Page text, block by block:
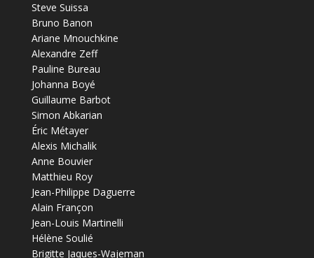
Steve Suissa
Bruno Banon
Ariane Mnouchkine
Alexandre Zeff
Pauline Bureau
Johanna Boyé
Guillaume Barbot
Simon Abkarian
Éric Métayer
Alexis Michalik
Anne Bouvier
Matthieu Roy
Jean-Philippe Daguerre
Alain Françon
Jean-Louis Martinelli
Hélène Soulié
Brigitte Jaques-Wajeman